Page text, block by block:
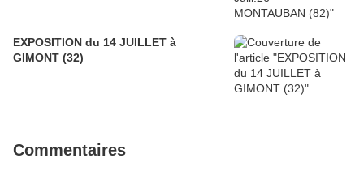
EXPOSITION du 14 JUILLET à
GIMONT (32)
Commentaires